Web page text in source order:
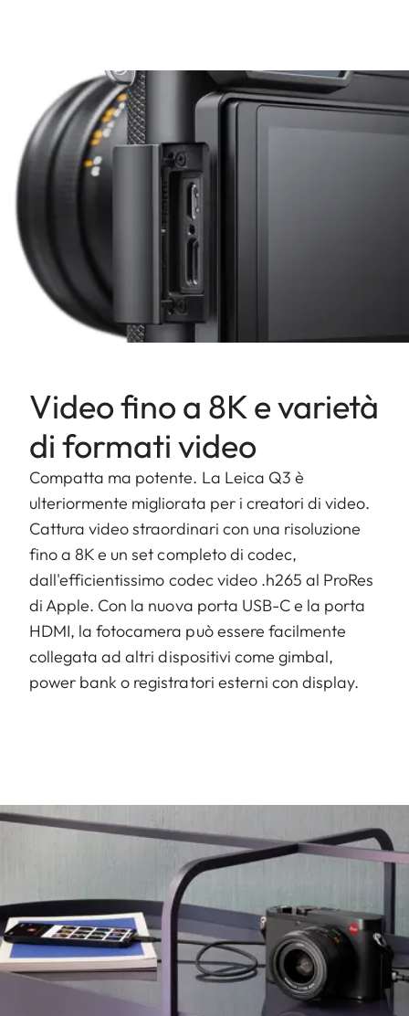
Video fino a 8K e varietà
di formati video
Compatta ma potente. La Leica Q3 è
ulteriormente migliorata per i creatori di video.
Cattura video straordinari con una risoluzione
fino a 8K e un set completo di codec,
dall'efficientissimo codec video .h265 al ProRes
di Apple. Con la nuova porta USB-C e la porta
HDMI, la fotocamera può essere facilmente
collegata ad altri dispositivi come gimbal,
power bank o registratori esterni con display.